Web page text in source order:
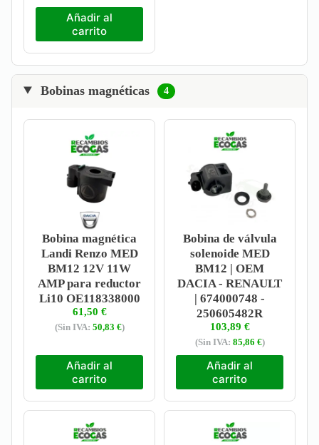
Añadir al
carrito
Bobinas magnéticas 4
Bobina magnética
Landi Renzo MED
BM12 12V 11W
AMP para reductor
Li10 OE118338000
61,50 €
(Sin IVA: 50,83 €)
Añadir al
carrito
Bobina de válvula
solenoide MED
BM12 | OEM
DACIA - RENAULT
| 674000748 -
250605482R
103,89 €
(Sin IVA: 85,86 €)
Añadir al
carrito